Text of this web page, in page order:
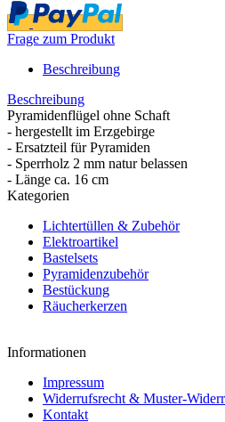
Frage zum Produkt
Beschreibung
Beschreibung
Pyramidenflügel ohne Schaft
- hergestellt im Erzgebirge
- Ersatzteil für Pyramiden
- Sperrholz 2 mm natur belassen
- Länge ca. 16 cm
Kategorien
Lichtertüllen & Zubehör
Elektroartikel
Bastelsets
Pyramidenzubehör
Bestückung
Räucherkerzen
Informationen
Impressum
Widerrufsrecht & Muster-
Kontakt